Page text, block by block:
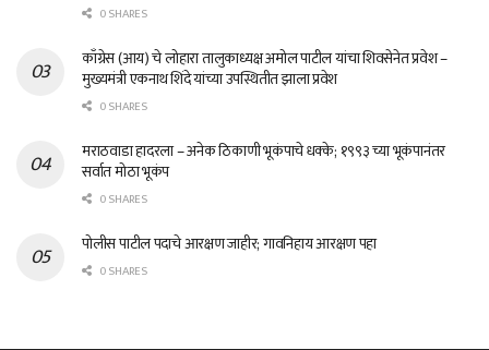
0 SHARES
काँग्रेस (आय) चे लोहारा तालुकाध्यक्ष अमोल पाटील यांचा शिवसेनेत प्रवेश –
मुख्यमंत्री एकनाथ शिंदे यांच्या उपस्थितीत झाला प्रवेश
0 SHARES
मराठवाडा हादरला – अनेक ठिकाणी भूकंपाचे धक्के; १९९३ च्या भूकंपानंतर
सर्वात मोठा भूकंप
0 SHARES
पोलीस पाटील पदाचे आरक्षण जाहीर; गावनिहाय आरक्षण पहा
0 SHARES